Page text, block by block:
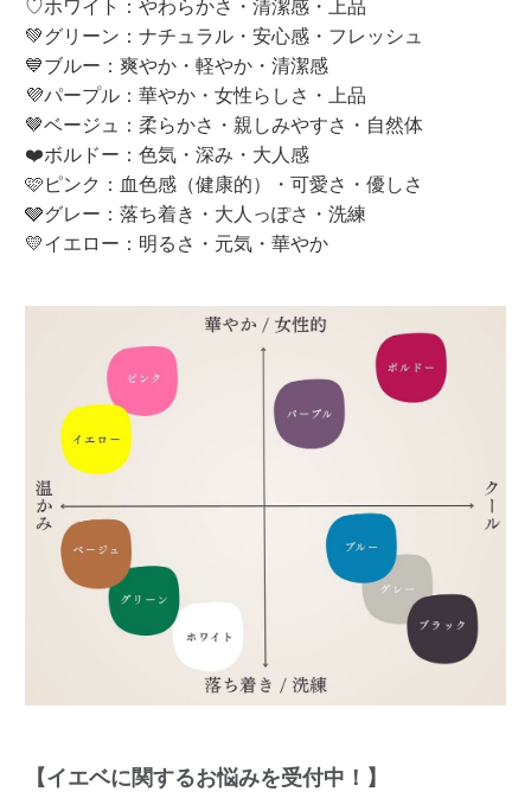
♡ホワイト：やわらかさ・清潔感・上品
💚グリーン：ナチュラル・安心感・フレッシュ
💙ブルー：爽やか・軽やか・清潔感
💜パープル：華やか・女性らしさ・上品
🤎ベージュ：柔らかさ・親しみやすさ・自然体
❤️ボルドー：色気・深み・大人感
🩷ピンク：血色感（健康的）・可愛さ・優しさ
🩶グレー：落ち着き・大人っぽさ・洗練
💛イエロー：明るさ・元気・華やか
【イエベに関するお悩みを受付中！】